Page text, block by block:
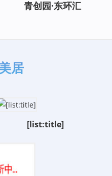
青创园·东环汇
居
[list:title]